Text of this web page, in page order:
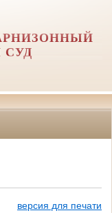
версия для печати